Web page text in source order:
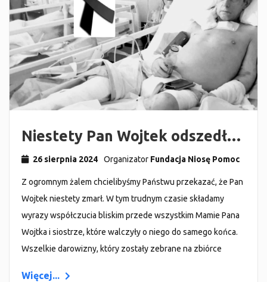
Niestety Pan Wojtek odszedł…
26 sierpnia 2024 Organizator Fundacja Niosę Pomoc
Z ogromnym żalem chcielibyśmy Państwu przekazać, że Pan
Wojtek niestety zmarł. W tym trudnym czasie składamy
wyrazy współczucia bliskim przede wszystkim Mamie Pana
Wojtka i siostrze, które walczyły o niego do samego końca.
Wszelkie darowizny, który zostały zebrane na zbiórce
Więcej...